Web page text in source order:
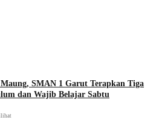
SMAN 1 Garut Terapkan Tiga
dan Wajib Belajar Sabtu